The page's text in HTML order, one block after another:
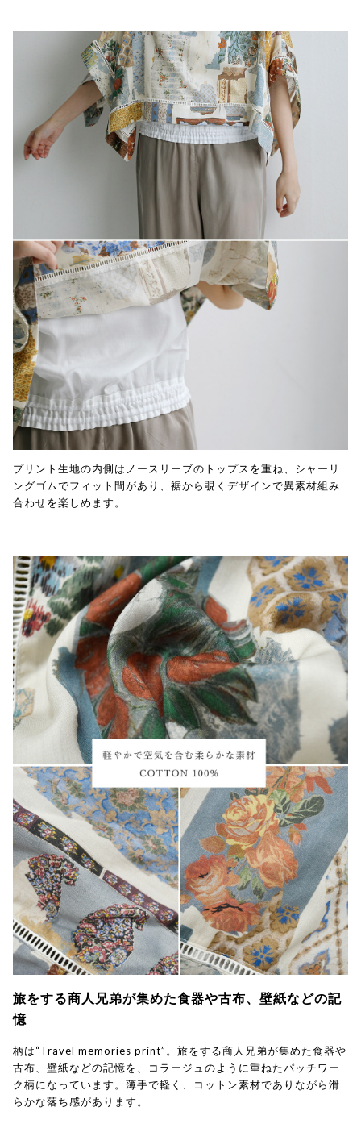
プリント生地の内側はノースリーブのトップスを重ね、シャーリ
ングゴムでフィット間があり、裾から覗くデザインで異素材組み
合わせを楽しめます。
旅をする商人兄弟が集めた食器や古布、壁紙などの記
憶
柄は“Travel memories print”。旅をする商人兄弟が集めた食器や
古布、壁紙などの記憶を、コラージュのように重ねたパッチワー
ク柄になっています。薄手で軽く、コットン素材でありながら滑
らかな落ち感があります。